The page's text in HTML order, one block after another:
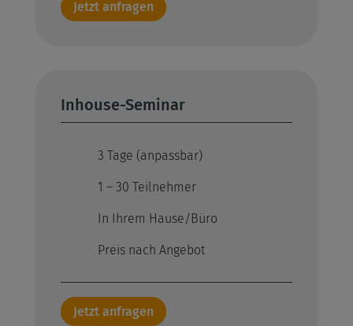
Jetzt anfragen
Inhouse-Seminar
3 Tage (anpassbar)
1 – 30 Teilnehmer
In Ihrem Hause/Büro
Preis nach Angebot
Jetzt anfragen